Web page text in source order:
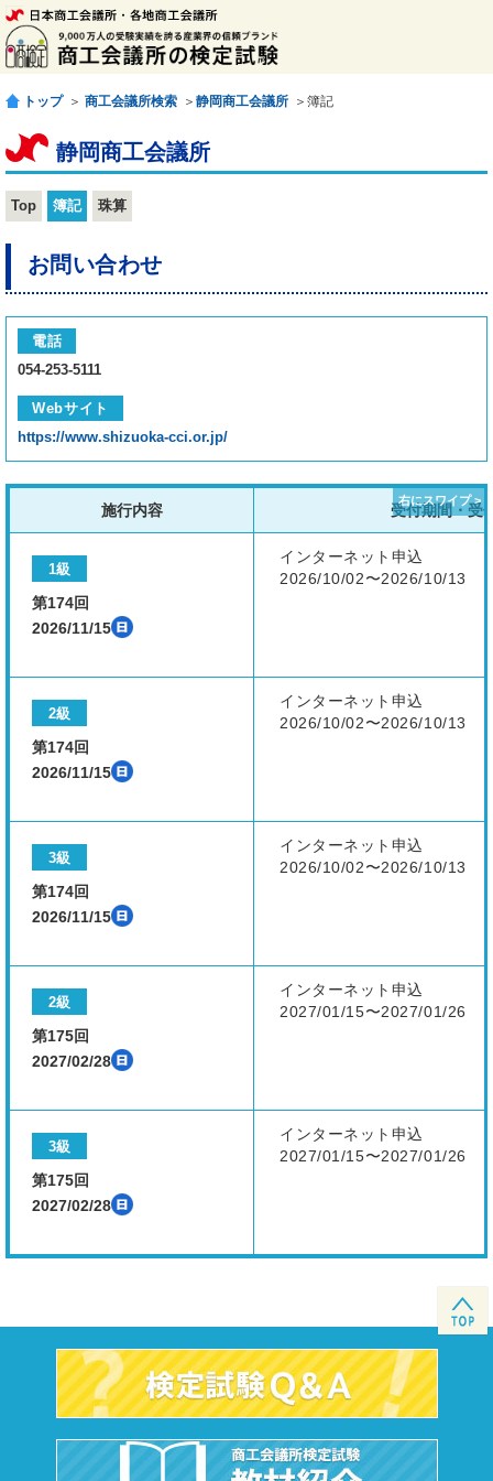
トップ ＞ 商工会議所検索 ＞ 静岡商工会議所 ＞簿記
静岡商工会議所
Top 簿記 珠算
お問い合わせ
電話
054-253-5111
Webサイト
https://www.shizuoka-cci.or.jp/
施行内容 受付期間・受
1級
第174回
2026/11/15
インターネット申込
2026/10/02〜2026/10/13
2級
第174回
2026/11/15
インターネット申込
2026/10/02〜2026/10/13
3級
第174回
2026/11/15
インターネット申込
2026/10/02〜2026/10/13
2級
第175回
2027/02/28
インターネット申込
2027/01/15〜2027/01/26
3級
第175回
2027/02/28
インターネット申込
2027/01/15〜2027/01/26